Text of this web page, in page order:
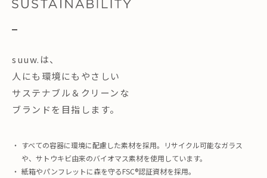
suuw.は、
人にも環境にもやさしい
サステナブル＆クリーンな
ブランドを目指します。
すべての容器に環境に配慮した素材を採用。リサイクル可能なガラス
や、サトウキビ由来のバイオマス素材を使用しています。
紙箱やパンフレットに森を守るFSC®︎認証資材を採用。